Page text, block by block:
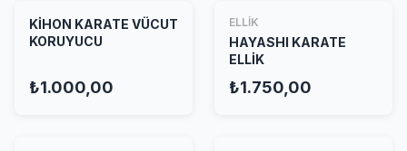
KİHON KARATE VÜCUT
KORUYUCU
₺1.000,00
ELLİK
HAYASHI KARATE
ELLİK
₺1.750,00